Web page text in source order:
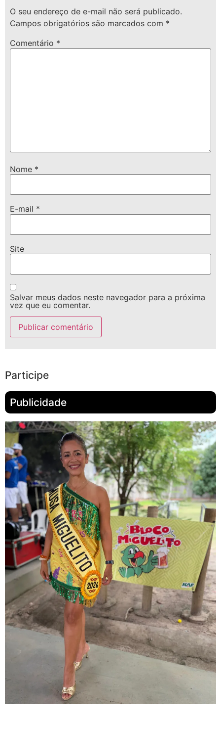
O seu endereço de e-mail não será publicado.
Campos obrigatórios são marcados com *
Comentário *
Nome *
E-mail *
Site
Salvar meus dados neste navegador para a próxima
vez que eu comentar.
Participe
Publicidade